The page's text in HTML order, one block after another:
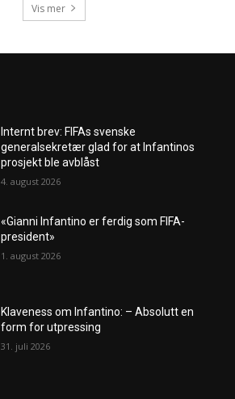
Vis mer
Internt brev: FIFAs svenske
generalsekretær glad for at Infantinos
prosjekt ble avblåst
4. august 2026
«Gianni Infantino er ferdig som FIFA-
president»
1. august 2026
Klaveness om Infantino: – Absolutt en
form for utpressing
31. juli 2026